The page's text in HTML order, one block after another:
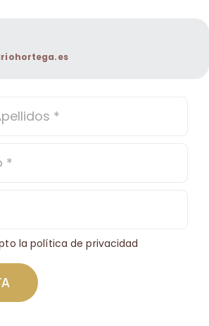
la política de privacidad